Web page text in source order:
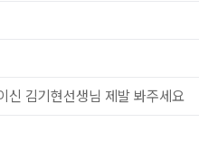
신 김기현선생님 제발 봐주세요